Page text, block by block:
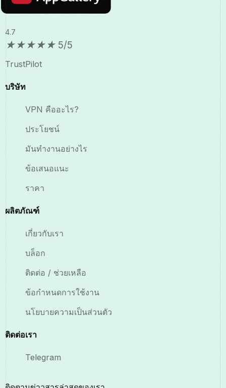
4.7
★★★★★ 5/5
TrustPilot
บริษัท
VPN คืออะไร?
ประโยชน์
มันทำงานอย่างไร
ข้อเสนอแนะ
ราคา
ผลิตภัณฑ์
เกี่ยวกับเรา
บล็อก
ติดต่อ / ช่วยเหลือ
ข้อกำหนดการใช้งาน
นโยบายความเป็นส่วนตัว
ติดต่อเรา
Telegram